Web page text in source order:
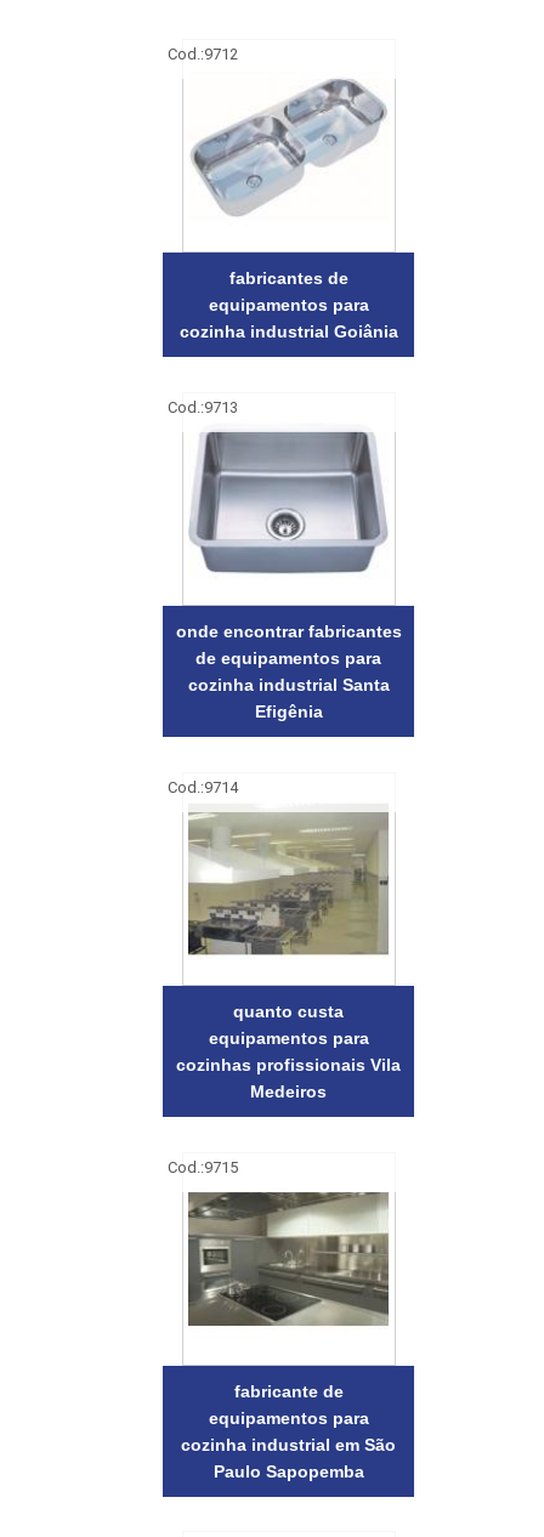
Cod.:9712
fabricantes de
equipamentos para
cozinha industrial Goiânia
Cod.:9713
onde encontrar fabricantes
de equipamentos para
cozinha industrial Santa
Efigênia
Cod.:9714
quanto custa
equipamentos para
cozinhas profissionais Vila
Medeiros
Cod.:9715
fabricante de
equipamentos para
cozinha industrial em São
Paulo Sapopemba